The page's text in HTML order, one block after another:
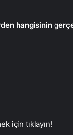
hangisinin
için tıklayın!